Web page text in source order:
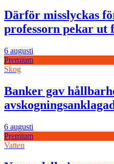
Därför misslyckas
professorn pekar ut
6 augusti
Premium
Skog
Banker gav
6 augusti
Premium
Vatten